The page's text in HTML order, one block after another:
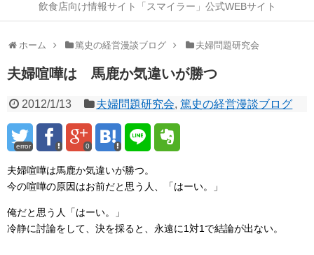
飲食店向け情報サイト「スマイラー」公式WEBサイト
ホーム 篤史の経営漫談ブログ 夫婦問題研究会
夫婦喧嘩は 馬鹿か気違いが勝つ
2012/1/13 夫婦問題研究会,篤史の経営漫談ブログ
error 0
夫婦喧嘩は馬鹿か気違いが勝つ。
今の喧嘩の原因はお前だと思う人、「はーい。」
俺だと思う人「はーい。」
冷静に討論をして、決を採ると、永遠に1対1で結論が出ない。